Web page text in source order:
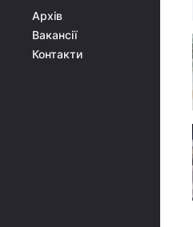
Архів
Вакансії
Контакти